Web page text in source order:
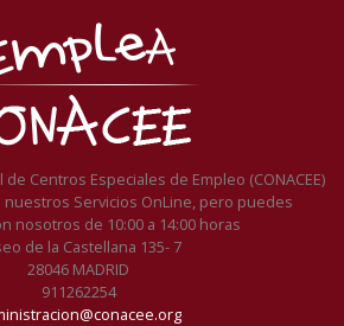
Centros Especiales de Empleo (CONACEE)
nuestros Servicios OnLine, pero puedes
nosotros de 10:00 a 14:00 horas
de la Castellana 135- 7
28046 MADRID
911262254